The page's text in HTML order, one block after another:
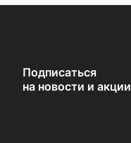
Подписаться
на новости и акции